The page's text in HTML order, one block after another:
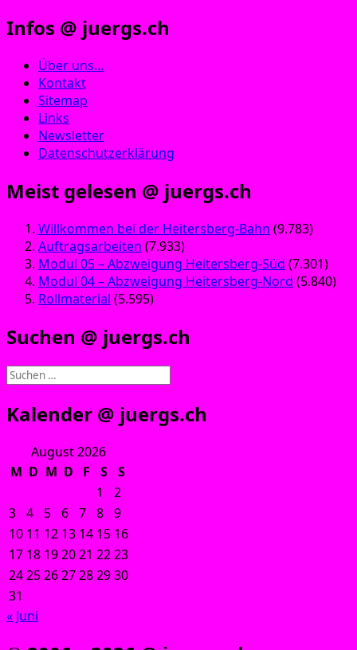
Infos @ juergs.ch
Über uns…
Kontakt
Sitemap
Links
Newsletter
Datenschutzerklärung
Meist gelesen @ juergs.ch
Willkommen bei der Heitersberg-Bahn (9.783)
Auftragsarbeiten (7.933)
Modul 05 – Abzweigung Heitersberg-Süd (7.301)
Modul 04 – Abzweigung Heitersberg-Nord (5.840)
Rollmaterial (5.595)
Suchen @ juergs.ch
Suchen
Kalender @ juergs.ch
August 2026
M D M D F S
S
1
2
3 4 5 6 7 8 9
10 11 12 13 14 15 16
17 18 192021 2223
24252627282930
31
« Juni